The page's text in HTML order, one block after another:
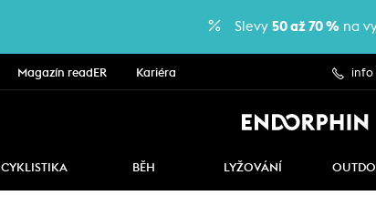
Slevy 50 až 70 % na
Magazín readER Kariéra info
CYKLISTIKA BĚH LYŽOVÁNÍ